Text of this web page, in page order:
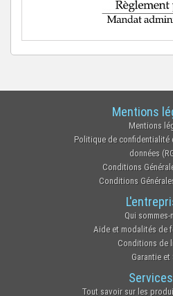
Mentions
Mentions
Politique de
données
Conditions
Conditions
Qui sommes-
Aide et modalités de
Conditions de
Garantie et
Tout savoir sur les